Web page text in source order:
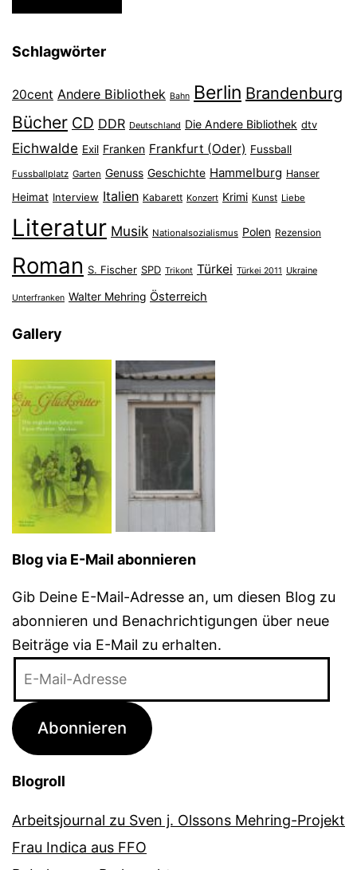
Schlagwörter
20cent Andere Bibliothek Bahn Berlin Brandenburg
Bücher CD DDR Deutschland Die Andere Bibliothek dtv
Eichwalde Exil Franken Frankfurt (Oder) Fussball
Fussballplatz Garten Genuss Geschichte Hammelburg Hanser
Heimat Interview Italien Kabarett Konzert Krimi Kunst Liebe
Literatur Musik Nationalsozialismus Polen Rezension
Roman S. Fischer SPD Trikont Türkei Türkei 2011 Ukraine
Unterfranken Walter Mehring Österreich
Gallery
Blog via E-Mail abonnieren
Gib Deine E-Mail-Adresse an, um diesen Blog zu
abonnieren und Benachrichtigungen über neue
Beiträge via E-Mail zu erhalten.
Adresse
Abonnieren
Blogroll
Arbeitsjournal zu Sven j. Olssons Mehring-Projekt
Frau Indica aus FFO